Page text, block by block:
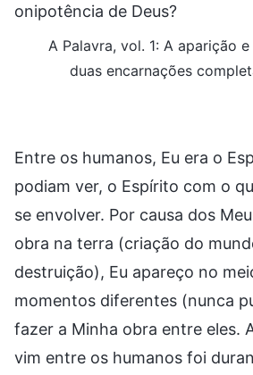
onipotência de Deus?
A Palavra, vol. 1: A aparição
duas encarnações
Entre os humanos, Eu era o
podiam ver, o Espírito com o
se envolver. Por causa dos
obra na terra (criação do
destruição), Eu apareço no
momentos diferentes (nunca
fazer a Minha obra entre eles.
vim entre os humanos foi